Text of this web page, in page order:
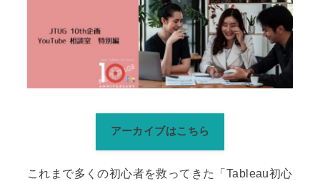
アーカイブはこちら
これまで多くの初心者を救ってきた「Tableau初心